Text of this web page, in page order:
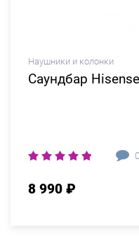
Наушники и колонки
Саундбар
0
8 990 ₽